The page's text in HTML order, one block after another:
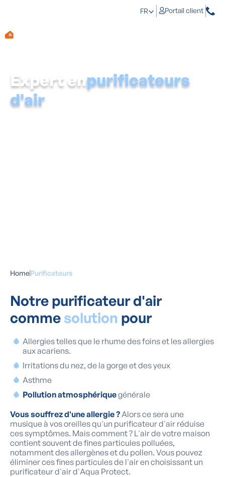
FR Portail client
Expert enpurificateurs
d'air
HomePurificateurs
Notre purificateur d'air
comme solution pour
Allergies telles que le rhume des foins et les allergies
aux acariens.
Irritations du nez, de la gorge et des yeux
Asthme
Pollution atmosphériquegénérale
Vous souffrez d'une allergie ?Alors ce sera une
musique à vos oreilles qu'un purificateur d'air réduise
ces symptômes. Mais comment ? L'air de votre maison
contient souvent de fines particules polluées,
notamment des allergènes et du pollen. Vous pouvez
éliminer ces fines particules de l'air en choisissant un
purificateur d'air d'Aqua Protect.